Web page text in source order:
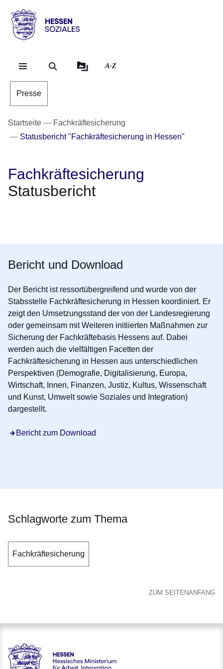
Hessen
Sozial
A-Z
Presse
Startseite
Fachkräftesicherung
Statusbericht "Fachkräftesicherung in Hessen"
Fachkräftesicherung
Statusbericht
Bericht und Download
Der Bericht ist ressortübergreifend und wurde von der
Stabsstelle Fachkräftesicherung in Hessen koordiniert. Er
zeigt den Umsetzungsstand der von der Landesregierung
oder gemeinsam mit Weiteren initiierten Maßnahmen zur
Sicherung der Fachkräftebasis Hessens auf. Dabei
werden auch die vielfältigen Facetten der
Fachkräftesicherung in Hessen aus unterschiedlichen
Perspektiven (Demografie, Digitalisierung, Europa,
Wirtschaft, Innen, Finanzen, Justiz, Kultus, Wissenschaft
und Kunst, Umwelt sowie Soziales und Integration)
dargestellt.
Bericht zum Download
Öffnet sich in einem neuen Fenster
Schlagworte zum Thema
Fachkräftesicherung
ZUM SEITENANFANG